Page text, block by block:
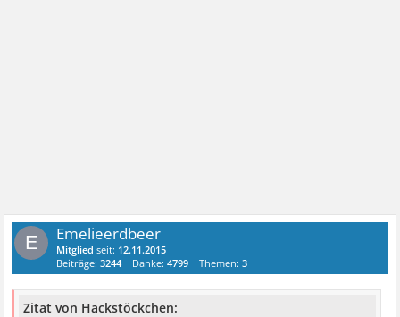
E Emelieerdbeer
Mitglied seit: 12.11.2015
Beiträge:3244 Danke:4799 Themen:3
Zitat von Hackstöckchen: